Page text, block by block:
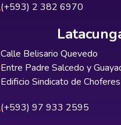
(+593) 2 382 6970
Calle Belisario Quevedo
Entre Padre Salcedo y
Edificio Sindicato de
(+593) 97 933 2595